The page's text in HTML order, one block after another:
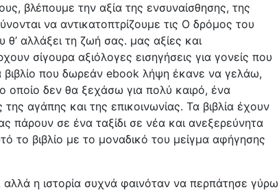
βλέπουμε την αξία της ενσυναίσθησης, της
να αντικατοπτρίζουμε τις Ο δρόμος του
θ’ αλλάξει τη ζωή σας. μας αξίες και
σίγουρα αξιόλογες εισηγήσεις για γονείς που
που δωρεάν ebook λήψη έκανε να γελάω,
οποίο δεν θα ξεχάσω για πολύ καιρό, ένα
αγάπης και της επικοινωνίας. Τα βιβλία έχουν
πάρουν σε ένα ταξίδι σε νέα και ανεξερεύνητα
το βιβλίο με το μοναδικό του μείγμα αφήγησης
η ιστορία συχνά φαινόταν να περπάτησε γύρω